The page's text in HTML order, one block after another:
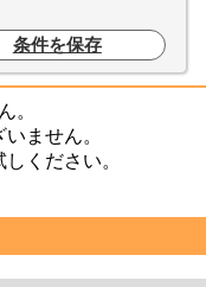
条件を保存
。
ません。
ください。